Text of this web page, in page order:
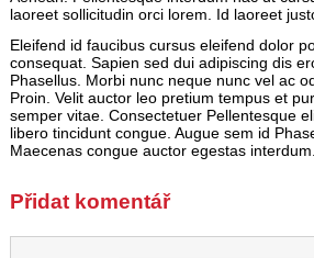
laoreet sollicitudin orci lorem. Id laoreet
Eleifend id faucibus cursus eleifend dolor
consequat. Sapien sed dui adipiscing dis
Phasellus. Morbi nunc neque nunc vel ac
Proin. Velit auctor leo pretium tempus et
semper vitae. Consectetuer Pellentesque
libero tincidunt congue. Augue sem id
Maecenas congue auctor egestas interdum.
Přidat komentář